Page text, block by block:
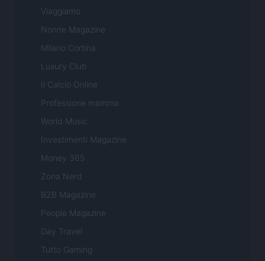
Viaggiamo
Nonne Magazine
Milano Cortina
Luxury Club
Il Calcio Online
Professione mamma
World Music
Investimenti Magazine
Money 365
Zona Nerd
B2B Magazine
People Magazine
Day Travel
Tutto Gaming